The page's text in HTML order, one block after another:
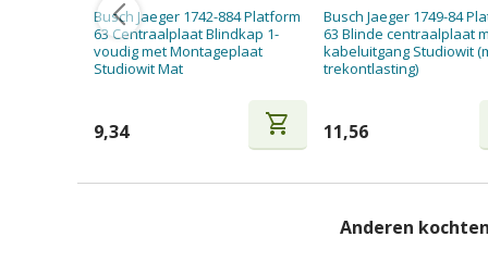
Busch Jaeger 1742-884 Platform
63 Centraalplaat Blindkap 1-
voudig met Montageplaat
Studiowit Mat
9,34 shopping_cart
Busch Jaeger 1749-84
63 Blinde centraalplaat
kabeluitgang Studiowit
trekontlasting)
11,56
Anderen